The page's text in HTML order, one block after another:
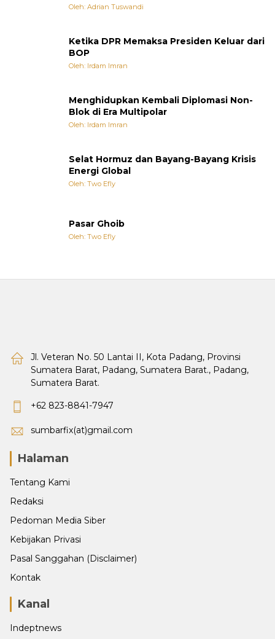
Oleh: Adrian Tuswandi
Ketika DPR Memaksa Presiden Keluar dari
BOP
Oleh: Irdam Imran
Menghidupkan Kembali Diplomasi Non-
Blok di Era Multipolar
Oleh: Irdam Imran
Selat Hormuz dan Bayang-Bayang Krisis
Energi Global
Oleh: Two Efly
Pasar Ghoib
Oleh: Two Efly
Jl. Veteran No. 50 Lantai II, Kota Padang, Provinsi
Sumatera Barat, Padang, Sumatera Barat., Padang,
Sumatera Barat.
+62 823-8841-7947
sumbarfix(at)gmail.com
Halaman
Tentang Kami
Redaksi
Pedoman Media Siber
Kebijakan Privasi
Pasal Sanggahan (Disclaimer)
Kontak
Kanal
Indeptnews